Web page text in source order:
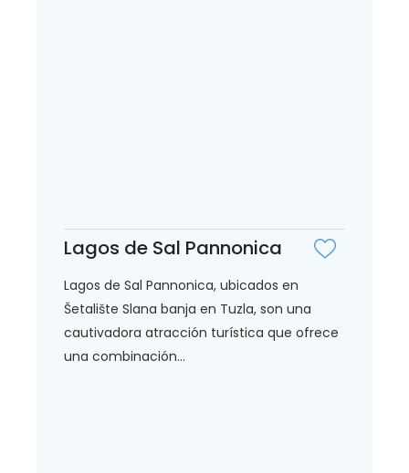
Lagos de Sal Pannonica
Lagos de Sal Pannonica, ubicados en
Šetalište Slana banja en Tuzla, son una
cautivadora atracción turística que ofrece
una combinación...